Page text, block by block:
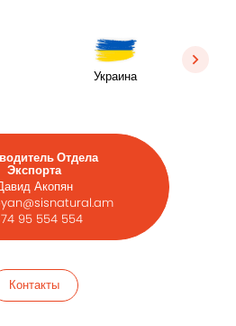
Украина
Отдела
Экспорта
Акопян
95 554 554
Контакты